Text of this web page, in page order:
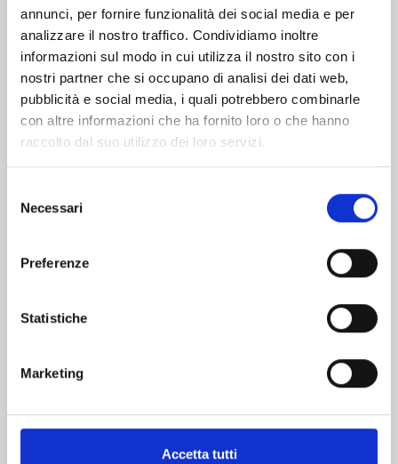
annunci, per fornire funzionalità dei social media e per
analizzare il nostro traffico. Condividiamo inoltre
informazioni sul modo in cui utilizza il nostro sito con i
nostri partner che si occupano di analisi dei dati web,
pubblicità e social media, i quali potrebbero combinarle
con altre informazioni che ha fornito loro o che hanno
raccolto dal suo utilizzo dei loro servizi.
delNecessari
Preferenze
Statistiche
Marketing
Accetta tutti
Altri volumi della serie
€ 8,90